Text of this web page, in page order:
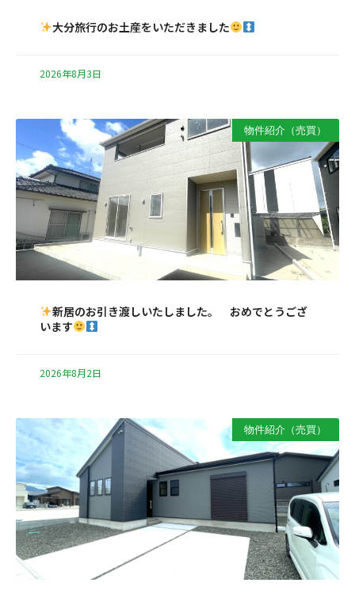
大分旅行のお土産をいただきました
2026年8月3日
物件紹介（売買）
新居のお引き渡しいたしました。 おめでとうござ
います
2026年8月2日
物件紹介（売買）